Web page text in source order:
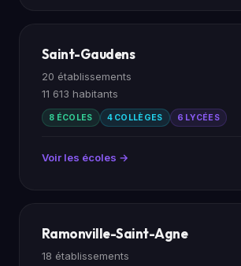
Saint-Gaudens
20 établissements
11 613 habitants
8 ÉCOLES 4 COLLÈGES 6 LYCÉES
Voir les écoles →
Ramonville-Saint-Agne
18 établissements